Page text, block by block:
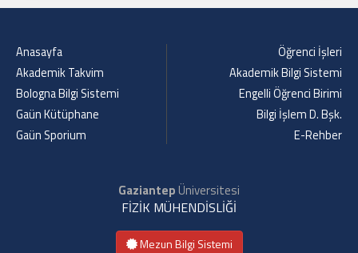
Anasayfa
Akademik Takvim
Bologna Bilgi Sistemi
Gaün Kütüphane
Gaün Sporium
Öğrenci İşleri
Akademik Bilgi Sistemi
Engelli Öğrenci Birimi
Bilgi İşlem D. Bşk.
E-Rehber
GaziantepÜniversitesi
FİZİK MÜHENDİSLİĞİ
Mezun Bilgi Sistemi